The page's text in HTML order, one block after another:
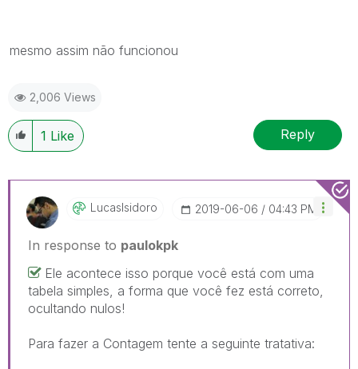
mesmo assim não funcionou
2,006 Views
1 Like Reply
LucasIsidoro ‎2019-06-06 04:43 PM
In response to paulokpk
Ele acontece isso porque você está com uma
tabela simples, a forma que você fez está correto,
ocultando nulos!
Para fazer a Contagem tente a seguinte tratativa: